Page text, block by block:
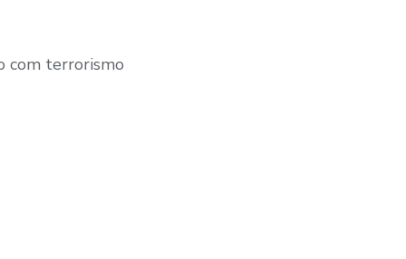
com terrorismo